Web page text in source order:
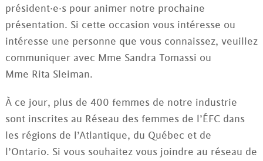
président·e·s pour animer notre prochaine
présentation. Si cette occasion vous intéresse ou
intéresse une personne que vous connaissez, veuillez
communiquer avec Mme Sandra Tomassi ou
Mme Rita Sleiman.
À ce jour, plus de 400 femmes de notre industrie
sont inscrites au Réseau des femmes de l’ÉFC dans
les régions de l’Atlantique, du Québec et de
l’Ontario. Si vous souhaitez vous joindre au réseau de